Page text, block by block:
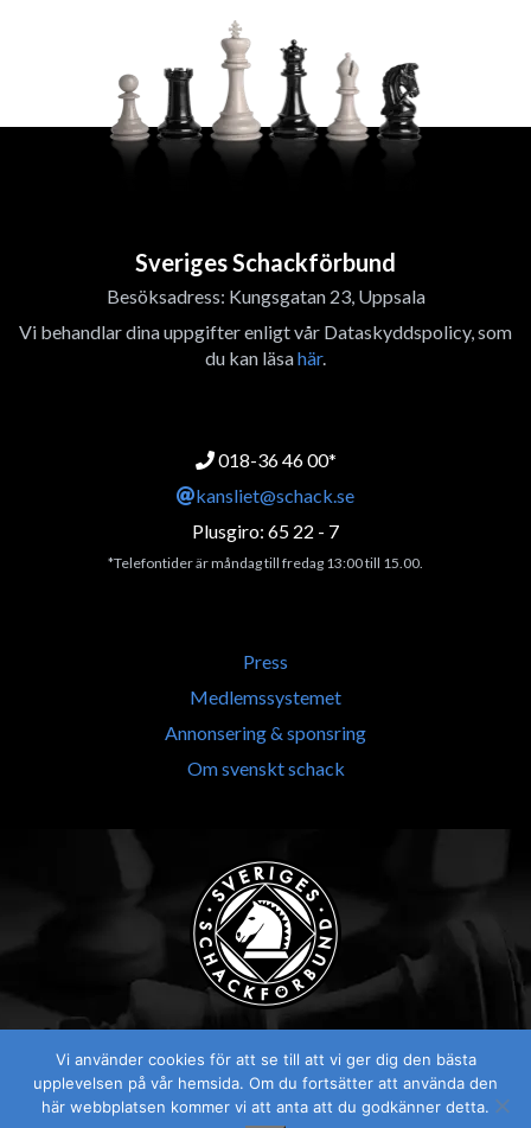
Sveriges Schackförbund
Besöksadress: Kungsgatan 23, Uppsala
Vi behandlar dina uppgifter enligt vår Dataskyddspolicy, som
du kan läsahär.
018-36 46 00*
kansliet@schack.se
Plusgiro: 65 22 - 7
*Telefontider är måndag till fredag 13:00 till 15.00.
Press
Medlemssystemet
Annonsering & sponsring
Om svenskt schack
Vi använder cookies för att se till att vi ger dig den bästa
upplevelsen på vår hemsida. Om du fortsätter att använda den
här webbplatsen kommer vi att anta att du godkänner detta.